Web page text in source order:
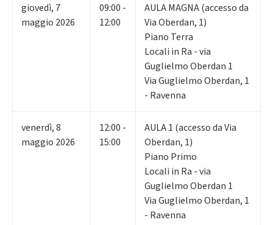
giovedì, 7
maggio 2026
09:00 -
12:00
AULA MAGNA (accesso da
Via Oberdan, 1)
Piano Terra
Locali in Ra - via
Guglielmo Oberdan 1
Via Guglielmo Oberdan, 1
- Ravenna
venerdì,8
maggio 2026
12:00 -
15:00
AULA 1 (accesso da Via
Oberdan, 1)
Piano Primo
Locali in Ra - via
Guglielmo Oberdan 1
Via Guglielmo Oberdan, 1
- Ravenna